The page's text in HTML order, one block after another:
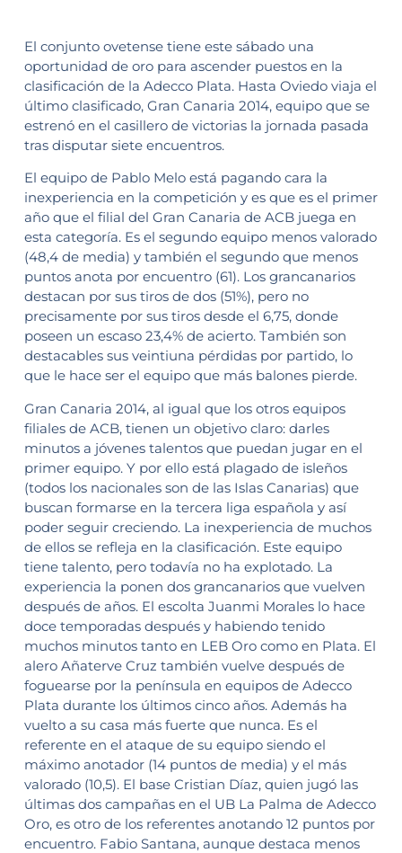
El conjunto ovetense tiene este sábado una
oportunidad de oro para ascender puestos en la
clasificación de la Adecco Plata. Hasta Oviedo viaja el
último clasificado, Gran Canaria 2014, equipo que se
estrenó en el casillero de victorias la jornada pasada
tras disputar siete encuentros.
El equipo de Pablo Melo está pagando cara la
inexperiencia en la competición y es que es el primer
año que el filial del Gran Canaria de ACB juega en
esta categoría. Es el segundo equipo menos valorado
(48,4 de media) y también el segundo que menos
puntos anota por encuentro (61). Los grancanarios
destacan por sus tiros de dos (51%), pero no
precisamente por sus tiros desde el 6,75, donde
poseen un escaso 23,4% de acierto. También son
destacables sus veintiuna pérdidas por partido, lo
que le hace ser el equipo que más balones pierde.
Gran Canaria 2014, al igual que los otros equipos
filiales de ACB, tienen un objetivo claro: darles
minutos a jóvenes talentos que puedan jugar en el
primer equipo. Y por ello está plagado de isleños
(todos los nacionales son de las Islas Canarias) que
buscan formarse en la tercera liga española y así
poder seguir creciendo. La inexperiencia de muchos
de ellos se refleja en la clasificación. Este equipo
tiene talento, pero todavía no ha explotado. La
experiencia la ponen dos grancanarios que vuelven
después de años. El escolta Juanmi Morales lo hace
doce temporadas después y habiendo tenido
muchos minutos tanto en LEB Oro como en Plata. El
alero Añaterve Cruz también vuelve después de
foguearse por la península en equipos de Adecco
Plata durante los últimos cinco años. Además ha
vuelto a su casa más fuerte que nunca. Es el
referente en el ataque de su equipo siendo el
máximo anotador (14 puntos de media) y el más
valorado (10,5). El base Cristian Díaz, quien jugó las
últimas dos campañas en el UB La Palma de Adecco
Oro, es otro de los referentes anotando 12 puntos por
encuentro. Fabio Santana, aunque destaca menos